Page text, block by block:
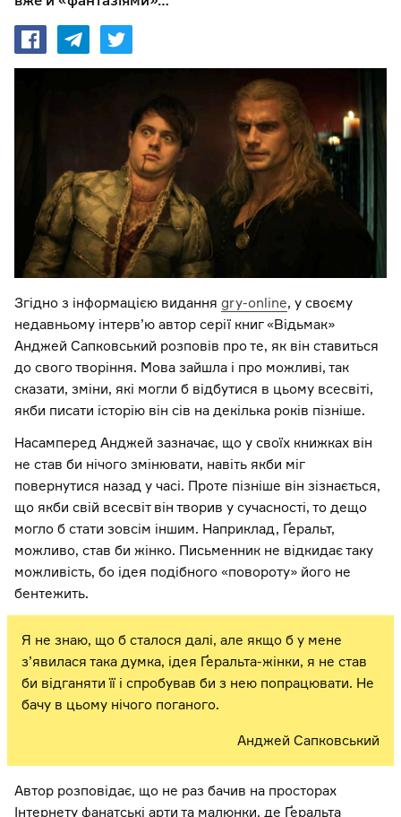
Згідно з інформацією видання gry-online, у своєму
недавньому інтерв’ю автор серії книг «Відьмак»
Анджей Сапковський розповів про те, як він ставиться
до свого творіння. Мова зайшла і про можливі, так
сказати, зміни, які могли б відбутися в цьому всесвіті,
якби писати історію він сів на декілька років пізніше.
Насамперед Анджей зазначає, що у своїх книжках він
не став би нічого змінювати, навіть якби міг
повернутися назад у часі. Проте пізніше він зізнається,
що якби свій всесвіт він творив у сучасності, то дещо
могло б стати зовсім іншим. Наприклад, Ґеральт,
можливо, став би жінко. Письменник не відкидає таку
можливість, бо ідея подібного «повороту» його не
бентежить.
Я не знаю, що б сталося далі, але якщо б у мене
з’явилася така думка, ідея Ґеральта-жінки, я не став
би відганяти її і спробував би з нею попрацювати. Не
бачу в цьому нічого поганого.
Анджей Сапковський
Автор розповідає, що не раз бачив на просторах
Інтернету фанатські арти та малюнки, де Ґеральта